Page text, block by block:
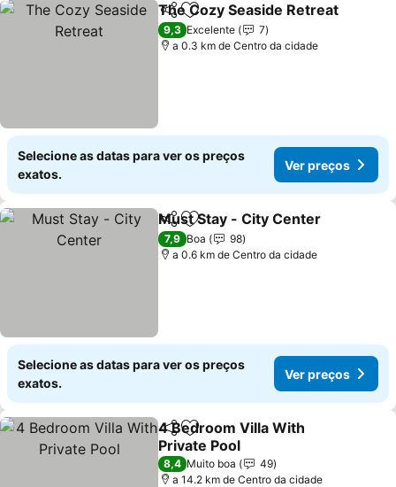
PartilharAdicionar aos favoritos
The Cozy Seaside Retreat
9,3 Excelente
7
a 0.3 km de Centro da cidade
Selecione as datas para ver os preços
exatos.
Ver preços
PartilharAdicionar aos favoritos
Must Stay - City Center
7,9 Boa
98
a 0.6 km de Centro da cidade
Selecione as datas para ver os preços
exatos.
Ver preços
PartilharAdicionar aos favoritos
4 Bedroom Villa With
Private Pool
Ver preços
8,4 Muito boa
49
a 14.2 km de Centro da cidade